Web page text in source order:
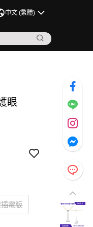
中文 (繁體)
眼
電版